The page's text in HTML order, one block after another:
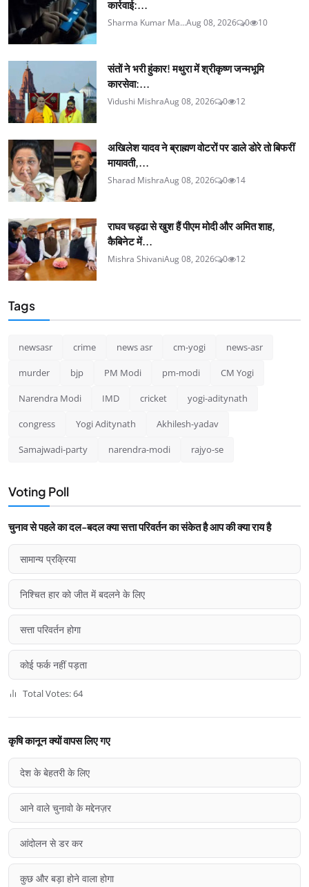
कार्रवाई:...
Sharma Kumar Ma...Aug 08, 2026 0 10
संतों ने भरी हुंकार! मथुरा में श्रीकृष्ण जन्मभूमि
कारसेवा:...
Vidushi MishraAug 08, 2026 0 12
अखिलेश यादव ने ब्राह्मण वोटरों पर डाले डोरे तो बिफरीं
मायावती,...
Sharad MishraAug 08, 2026 0 14
राघव चड्ढा से खुश हैं पीएम मोदी और अमित शाह,
कैबिनेट में...
Mishra ShivaniAug 08, 2026 0 12
Tags
newsasr crime news asr cm-yogi news-asr
murder bjp PM Modi pm-modi CM Yogi
Narendra Modi IMD cricket yogi-aditynath
congress Yogi Aditynath Akhilesh-yadav
Samajwadi-party narendra-modi rajyo-se
Voting Poll
चुनाव से पहले का दल-बदल क्या सत्ता परिवर्तन का संकेत है आप की क्या राय है
सामान्य प्रक्रिया
निश्चित हार को जीत में बदलने के लिए
सत्ता परिवर्तन होगा
कोई फर्क नहीं पड़ता
Total Votes: 64
कृषि कानून क्यों वापस लिए गए
देश के बेहतरी के लिए
आने वाले चुनावो के मद्देनज़र
आंदोलन से डर कर
कुछ और बड़ा होने वाला होगा